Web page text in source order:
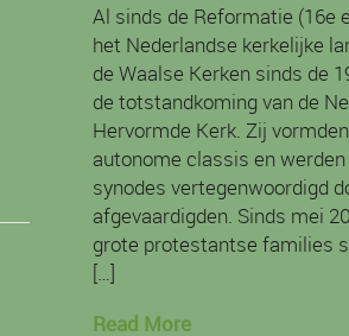
Al sinds de Reformatie (16e
het Nederlandse kerkelijke
de Waalse Kerken sinds de
de totstandkoming van de
Hervormde Kerk. Zij
autonome classis en
synodes vertegenwoordigd
afgevaardigden. Sinds mei
grote protestantse families
[…]
Read More